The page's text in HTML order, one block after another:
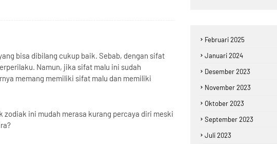
bisa dibilang cukup baik. Sebab, dengan sifat
Namun, jika sifat malu ini sudah
memang memiliki sifat malu dan memiliki
zodiak ini mudah merasa kurang percaya diri meski
Februari 2025
Januari 2024
Desember 2023
November 2023
Oktober 2023
September 2023
Juli 2023